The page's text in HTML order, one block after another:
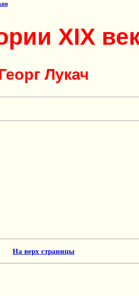
XIX
Лукач
На верх страницы